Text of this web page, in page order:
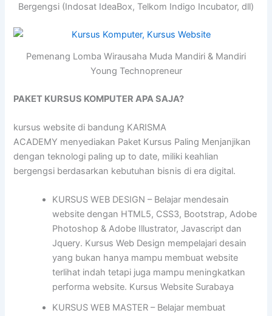
Bergengsi (Indosat IdeaBox, Telkom Indigo Incubator, dll)
Pemenang Lomba Wirausaha Muda Mandiri & Mandiri
Young Technopreneur
PAKET KURSUS KOMPUTER APA SAJA?
kursus website di bandung KARISMA
ACADEMY menyediakan Paket Kursus Paling Menjanjikan
dengan teknologi paling up to date, miliki keahlian
bergengsi berdasarkan kebutuhan bisnis di era digital.
KURSUS WEB DESIGN – Belajar mendesain
website dengan HTML5, CSS3, Bootstrap, Adobe
Photoshop & Adobe Illustrator, Javascript dan
Jquery. Kursus Web Design mempelajari desain
yang bukan hanya mampu membuat website
terlihat indah tetapi juga mampu meningkatkan
performa website. Kursus Website Surabaya
KURSUS WEB MASTER – Belajar membuat